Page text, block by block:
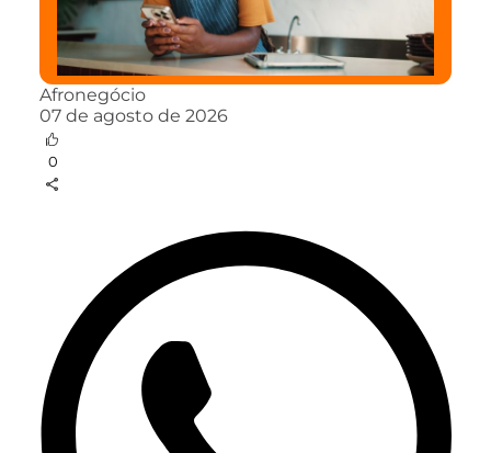
Afronegócio
07 de agosto de 2026
0